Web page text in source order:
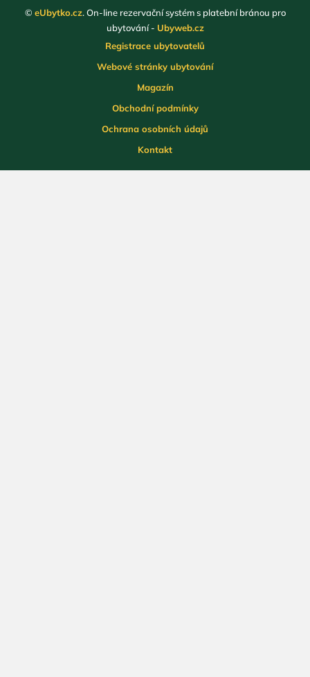
© eUbytko.cz. On-line rezervační systém s platební bránou pro
ubytování - Ubyweb.cz
Registrace ubytovatelů
Webové stránky ubytování
Magazín
Obchodní podmínky
Ochrana osobních údajů
Kontakt